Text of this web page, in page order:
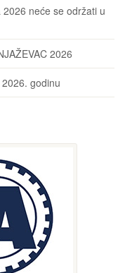
neće se održati u
2026
godinu